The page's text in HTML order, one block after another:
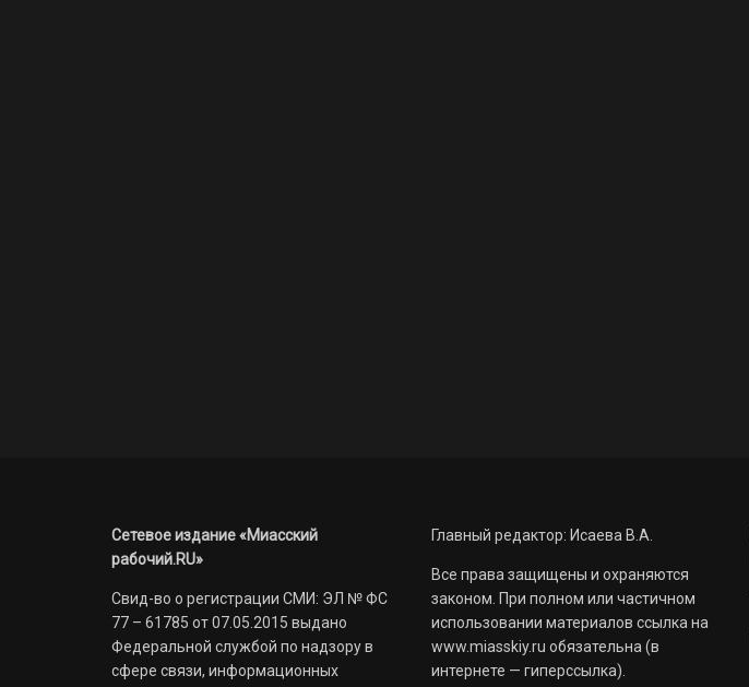
Сетевое издание «Миасский
рабочий.RU»
Свид-во о регистрации СМИ: ЭЛ № ФС
77 – 61785 от 07.05.2015 выдано
Федеральной службой по надзору в
сфере связи, информационных
Главный редактор: Исаева В.А.
Все права защищены и охраняются
законом. При полном или частичном
использовании материалов ссылка на
www.miasskiy.ru обязательна (в
интернете — гиперссылка).